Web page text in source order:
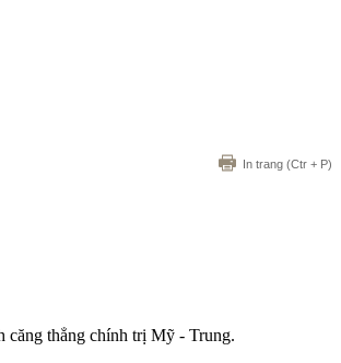
In trang (Ctr + P)
căng thẳng chính trị Mỹ - Trung.